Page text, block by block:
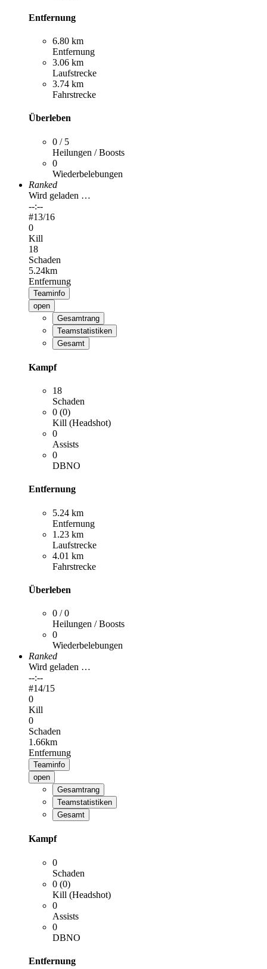
Entfernung
6.80 km
Entfernung
3.06 km
Laufstrecke
3.74 km
Fahrstrecke
Überleben
0 / 5
Heilungen / Boosts
0
Wiederbelebungen
Ranked
Wird geladen …
--:--
#13/16
0
Kill
18
Schaden
5.24km
Entfernung
Teaminfo
open
Gesamtrang
Teamstatistiken
Gesamt
Kampf
18
Schaden
0 (0)
Kill (Headshot)
0
Assists
0
DBNO
Entfernung
5.24 km
Entfernung
1.23 km
Laufstrecke
4.01 km
Fahrstrecke
Überleben
0 / 0
Heilungen / Boosts
0
Wiederbelebungen
Ranked
Wird geladen …
--:--
#14/15
0
Kill
0
Schaden
1.66km
Entfernung
Teaminfo
open
Gesamtrang
Teamstatistiken
Gesamt
Kampf
0
Schaden
0 (0)
Kill (Headshot)
0
Assists
0
DBNO
Entfernung